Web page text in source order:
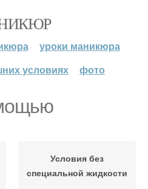
уроки маникюра
условиях
фото
Условия без
специальной жидкости